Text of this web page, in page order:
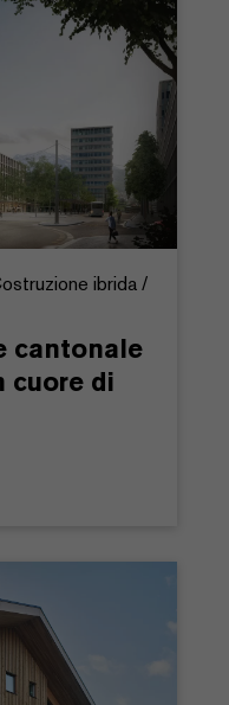
ibrida /
cantonale
cuore di